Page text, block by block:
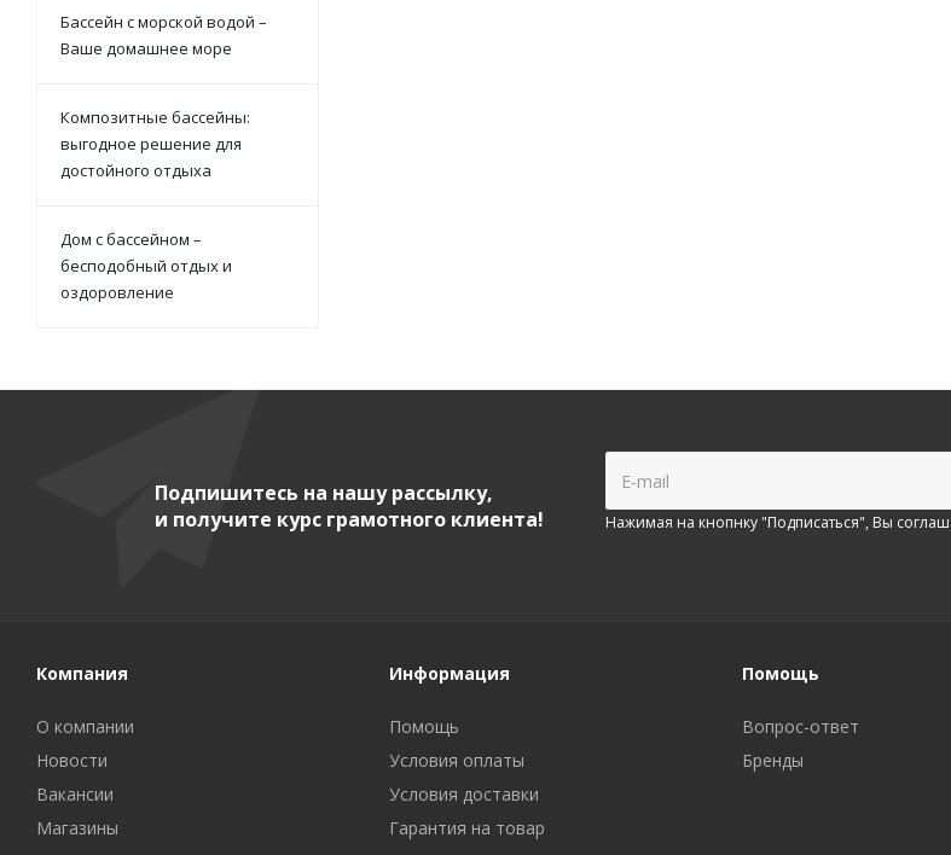
Бассейн с морской водой –
Ваше домашнее море
Композитные бассейны:
выгодное решение для
достойного отдыха
Дом с бассейном –
бесподобный отдых и
оздоровление
Подпишитесь на нашу рассылку,
и получите курс грамотного клиента!
Нажимая на кнопнку "Подписаться", Вы
Компания
О компании
Новости
Вакансии
Магазины
Информация
Помощь
Условия оплаты
Условия доставки
Гарантия на товар
Помощь
Вопрос-ответ
Бренды